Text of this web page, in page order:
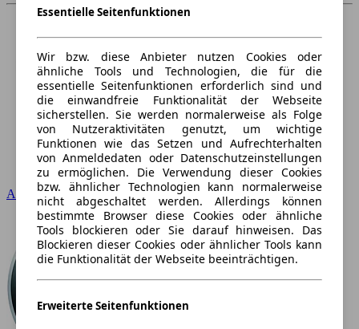
Audi
Essentielle Seitenfunktionen
Wir bzw. diese Anbieter nutzen Cookies oder
ähnliche Tools und Technologien, die für die
essentielle Seitenfunktionen erforderlich sind und
die einwandfreie Funktionalität der Webseite
sicherstellen. Sie werden normalerweise als Folge
von Nutzeraktivitäten genutzt, um wichtige
Funktionen wie das Setzen und Aufrechterhalten
von Anmeldedaten oder Datenschutzeinstellungen
zu ermöglichen. Die Verwendung dieser Cookies
bzw. ähnlicher Technologien kann normalerweise
nicht abgeschaltet werden. Allerdings können
bestimmte Browser diese Cookies oder ähnliche
Tools blockieren oder Sie darauf hinweisen. Das
Blockieren dieser Cookies oder ähnlicher Tools kann
die Funktionalität der Webseite beeinträchtigen.
Erweiterte Seitenfunktionen